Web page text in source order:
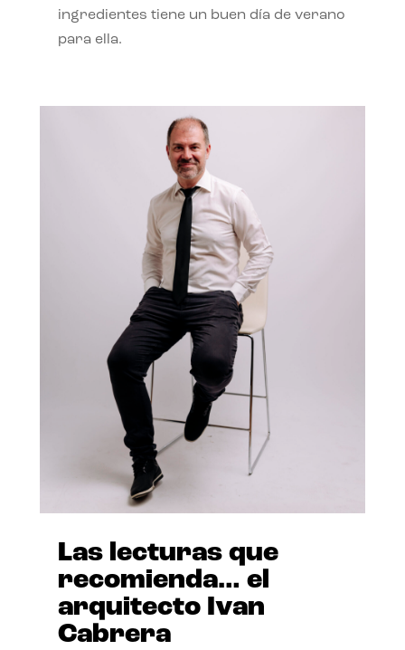
ingredientes tiene un buen día de verano
para ella.
Las lecturas que
recomienda… el
arquitecto Ivan
Cabrera